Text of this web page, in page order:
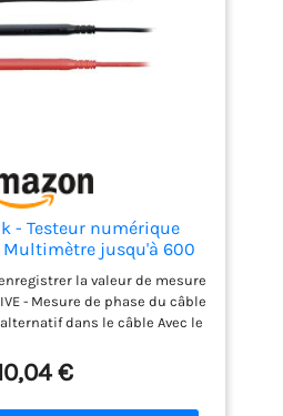
avez des inquiétudes.
- Testeur numérique
jusqu'à 600
LCD I Revêtement en
et compact I
I HT1E602
la valeur de mesure
- Mesure de phase du câble
dans le câble Avec le
V et la tension alternative
continu jusqu'à 10 A et la
MΩ, effectuer des tests de
€